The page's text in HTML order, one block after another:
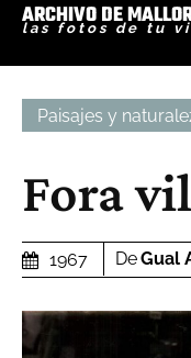
ARCHIVO DE
las fotos de tu
Paisajes y
Fora
1967 DeGual